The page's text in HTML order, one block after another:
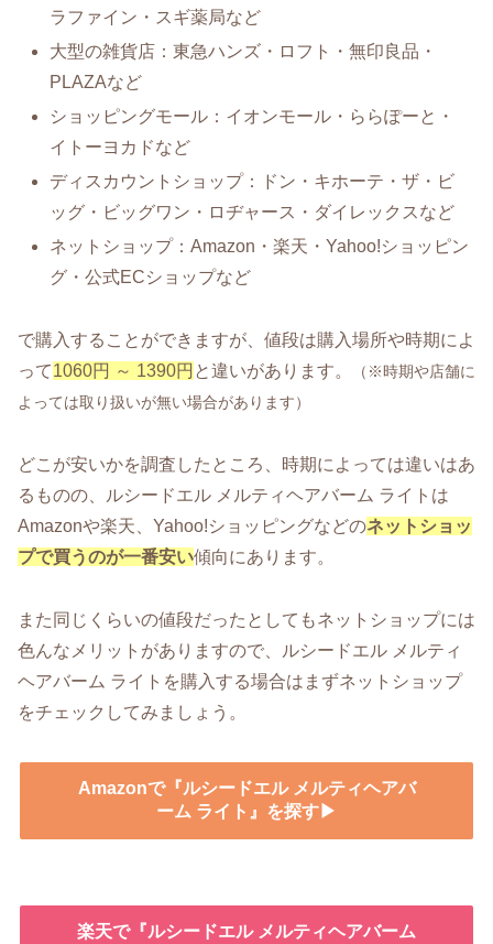
ラファイン・スギ薬局など
大型の雑貨店：東急ハンズ・ロフト・無印良品・
PLAZAなど
ショッピングモール：イオンモール・ららぽーと・
イトーヨカドなど
ディスカウントショップ：ドン・キホーテ・ザ・ビ
ッグ・ビッグワン・ロヂャース・ダイレックスなど
ネットショップ：Amazon・楽天・Yahoo!ショッピン
グ・公式ECショップなど
で購入することができますが、値段は購入場所や時期によ
って1060円 ～ 1390円 と違いがあります。
（※時期や店舗に
よっては取り扱いが無い場合があります）
どこが安いかを調査したところ、時期によっては違いはあ
るものの、ルシードエル メルティヘアバーム ライトは
Amazonや楽天、Yahoo!ショッピングなどのネットショッ
プで買うのが一番安い傾向にあります。
また同じくらいの値段だったとしてもネットショップには
色んなメリットがありますので、ルシードエル メルティ
ヘアバーム ライトを購入する場合はまずネットショップ
をチェックしてみましょう。
Amazonで『ルシードエル メルティヘアバ
ーム ライト』を探す▶
楽天で『ルシードエル メルティヘアバーム